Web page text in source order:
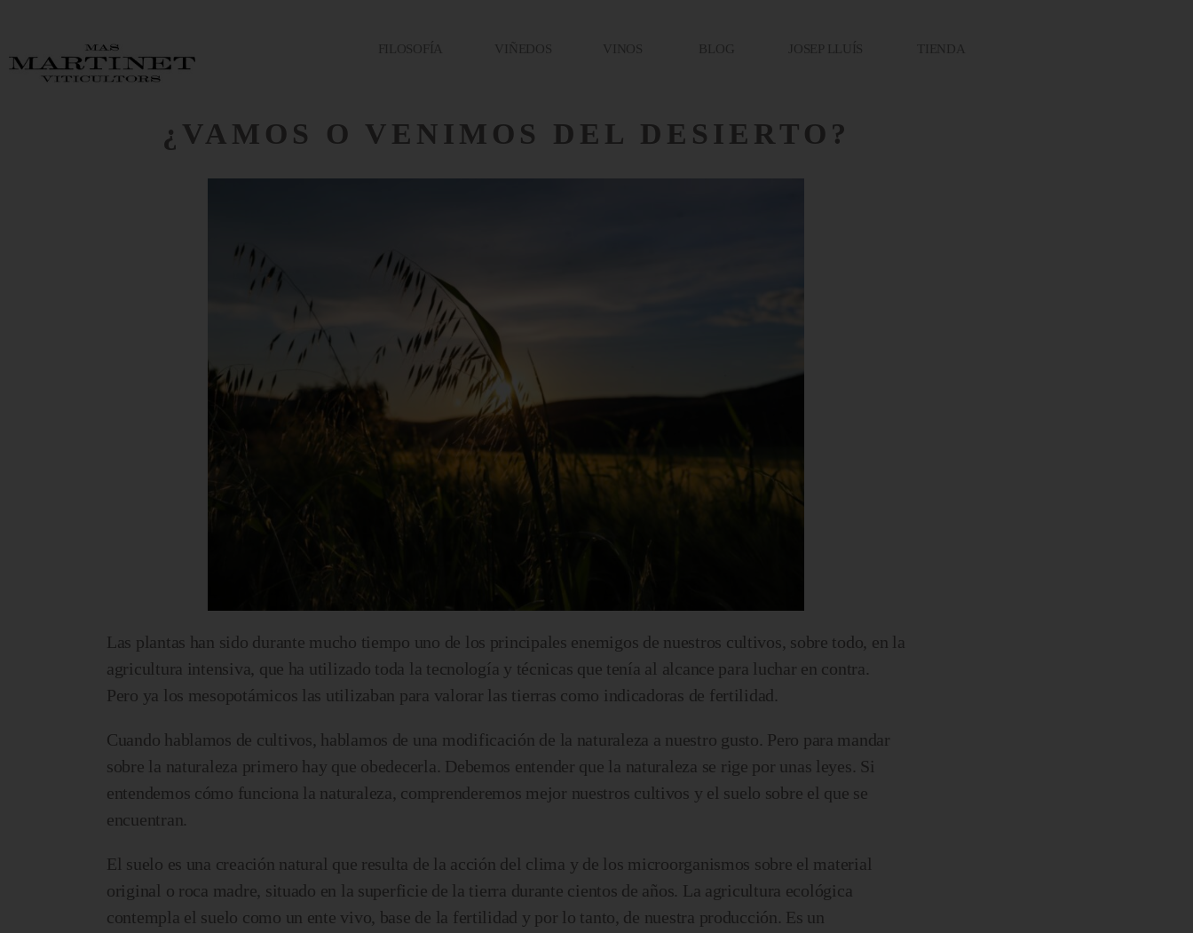
FILOSOFÍA VIÑEDOS VINOS BLOG JOSEP LLUÍS TIENDA
¿VAMOS O VENIMOS DEL DESIERTO?
Las plantas han sido durante mucho tiempo uno de los principales enemigos de nuestros cultivos, sobre todo, en la
agricultura intensiva, que ha utilizado toda la tecnología y técnicas que tenía al alcance para luchar en contra.
Pero ya los mesopotámicos las utilizaban para valorar las tierras como indicadoras de fertilidad.
Cuando hablamos de cultivos, hablamos de una modificación de la naturaleza a nuestro gusto. Pero para mandar
sobre la naturaleza primero hay que obedecerla. Debemos entender que la naturaleza se rige por unas leyes. Si
entendemos cómo funciona la naturaleza, comprenderemos mejor nuestros cultivos y el suelo sobre el que se
encuentran.
El suelo es una creación natural que resulta de la acción del clima y de los microorganismos sobre el material
original o roca madre, situado en la superficie de la tierra durante cientos de años. La agricultura ecológica
contempla el suelo como un ente vivo, base de la fertilidad y por lo tanto, de nuestra producción. Es un